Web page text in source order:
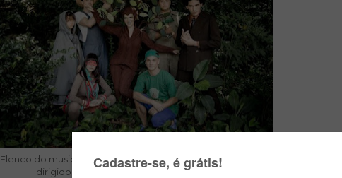
Elenco do musical infantil, 'A Árvore que Fugiu do Quintal',
dirigido por Zé Helou - (Foto: Divulgação)